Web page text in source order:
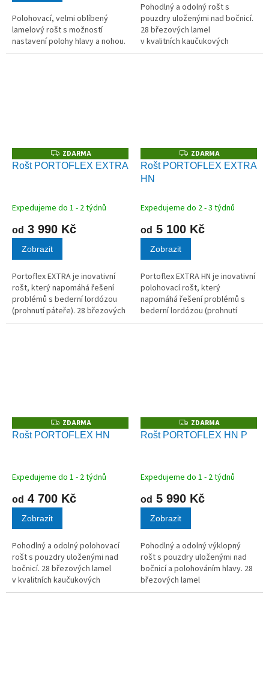
Polohovací, velmi oblíbený
lamelový rošt s možností
nastavení polohy hlavy a nohou.
Pohodlný a odolný rošt s
pouzdry uloženými nad bočnicí.
28 březových lamel
v kvalitních kaučukových
pouzdrech.
Z
D
A
ZDARMA
Rošt PORTOFLEX EXTRA
Expedujeme do 1 - 2 týdnů
od 3 990 Kč
Zobrazit
Portoflex EXTRA je inovativní
rošt, který napomáhá řešení
problémů s bederní lordózou
(prohnutí páteře). 28 březových
lamel v kvalitních kaučukových
Z
D
A
ZDARMA
Rošt PORTOFLEX EXTRA
HN
Expedujeme do 2 - 3 týdnů
od 5 100 Kč
Zobrazit
Portoflex EXTRA HN je inovativní
polohovací rošt, který
napomáhá řešení problémů s
bederní lordózou (prohnutí
páteře). 28 březových lamel
Z
D
A
ZDARMA
Rošt PORTOFLEX HN
Expedujeme do 1 - 2 týdnů
od 4 700 Kč
Zobrazit
Pohodlný a odolný polohovací
rošt s pouzdry uloženými nad
bočnicí. 28 březových lamel
v kvalitních kaučukových
pouzdrech.
Z
D
A
ZDARMA
Rošt PORTOFLEX HN P
Expedujeme do 1 - 2 týdnů
od 5 990 Kč
Zobrazit
Pohodlný a odolný výklopný
rošt s pouzdry uloženými nad
bočnicí a polohováním hlavy. 28
březových lamel
v kvalitních kaučukových